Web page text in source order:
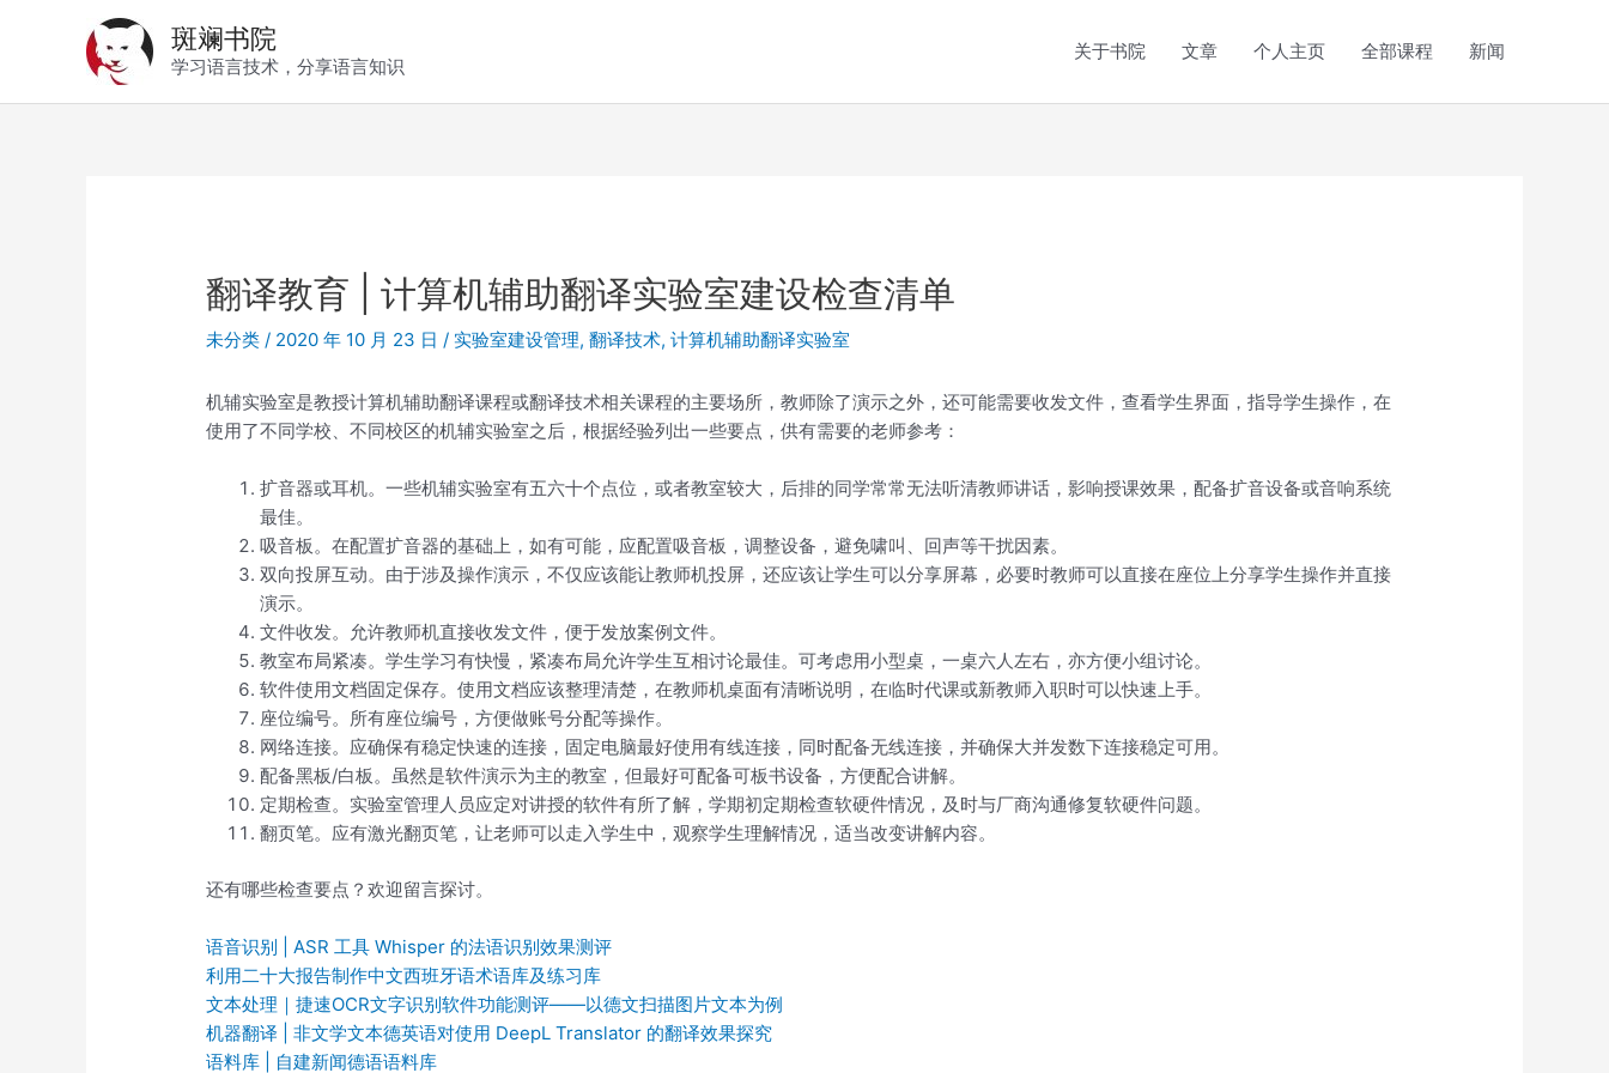
容
斑斓书院
学习语言技术，分享语言知识
关于书院 文章 个人主页 全部课程 新闻
翻译教育 | 计算机辅助翻译实验室建设检查清单
未分类 / 2020 年 10 月 23 日 /实验室建设管理,翻译技术,计算机辅助翻译实验室
机辅实验室是教授计算机辅助翻译课程或翻译技术相关课程的主要场所，教师除了演示之外，还可能需要收发文件，查看学生界面，指导学生操作，在
使用了不同学校、不同校区的机辅实验室之后，根据经验列出一些要点，供有需要的老师参考：
扩音器或耳机。一些机辅实验室有五六十个点位，或者教室较大，后排的同学常常无法听清教师讲话，影响授课效果，配备扩音设备或音响系统
最佳。
吸音板。在配置扩音器的基础上，如有可能，应配置吸音板，调整设备，避免啸叫、回声等干扰因素。
双向投屏互动。由于涉及操作演示，不仅应该能让教师机投屏，还应该让学生可以分享屏幕，必要时教师可以直接在座位上分享学生操作并直接
演示。
文件收发。允许教师机直接收发文件，便于发放案例文件。
教室布局紧凑。学生学习有快慢，紧凑布局允许学生互相讨论最佳。可考虑用小型桌，一桌六人左右，亦方便小组讨论。
软件使用文档固定保存。使用文档应该整理清楚，在教师机桌面有清晰说明，在临时代课或新教师入职时可以快速上手。
座位编号。所有座位编号，方便做账号分配等操作。
网络连接。应确保有稳定快速的连接，固定电脑最好使用有线连接，同时配备无线连接，并确保大并发数下连接稳定可用。
配备黑板/白板。虽然是软件演示为主的教室，但最好可配备可板书设备，方便配合讲解。
定期检查。实验室管理人员应定对讲授的软件有所了解，学期初定期检查软硬件情况，及时与厂商沟通修复软硬件问题。
翻页笔。应有激光翻页笔，让老师可以走入学生中，观察学生理解情况，适当改变讲解内容。
还有哪些检查要点？欢迎留言探讨。
语音识别 | ASR 工具 Whisper 的法语识别效果测评
利用二十大报告制作中文西班牙语术语库及练习库
文本处理｜捷速OCR文字识别软件功能测评——以德文扫描图片文本为例
机器翻译 | 非文学文本德英语对使用 DeepL Translator 的翻译效果探究
语料库 | 自建新闻德语语料库